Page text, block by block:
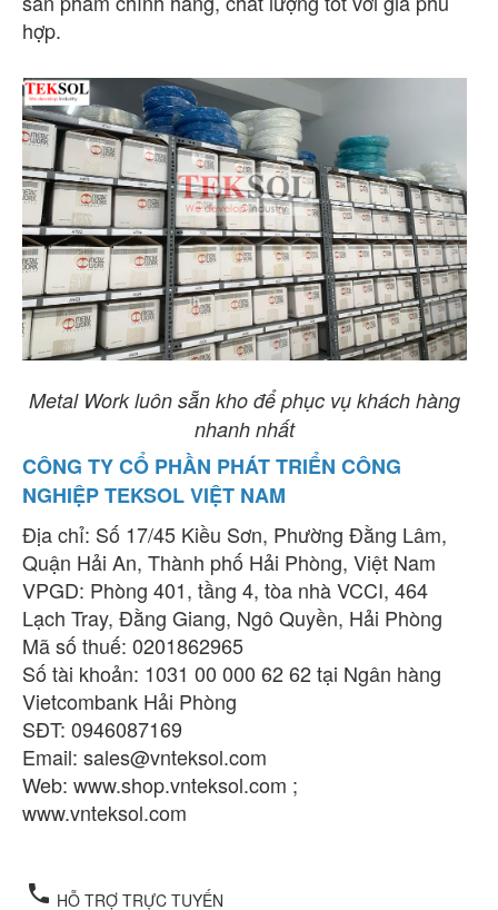
hợp.
Metal Work luôn sẵn kho để phục vụ khách hàng
nhanh nhất
CÔNG TY CỔ PHẦN PHÁT TRIỂN CÔNG
NGHIỆP TEKSOL VIỆT NAM
Địa chỉ: Số 17/45 Kiều Sơn, Phường Đằng Lâm,
Quận Hải An, Thành phố Hải Phòng, Việt Nam
VPGD: Phòng 401, tầng 4, tòa nhà VCCI, 464
Lạch Tray, Đằng Giang, Ngô Quyền, Hải Phòng
Mã số thuế: 0201862965
Số tài khoản: 1031 00 000 62 62 tại Ngân hàng
Vietcombank Hải Phòng
SĐT: 0946087169
Email: sales@vnteksol.com
Web: www.shop.vnteksol.com ;
www.vnteksol.com
local_phone HỖ TRỢ TRỰC TUYẾN